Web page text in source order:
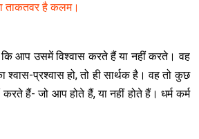
ताकतवर है कलम।
आप उसमें विश्वास करते हैं या नहीं करते। वह
श्वास-प्रश्वास हो, तो ही सार्थक है। वह तो कुछ
हैं- जो आप होते हैं, या नहीं होते हैं। धर्म कर्म